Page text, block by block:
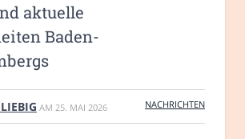
aktuelle
Baden-
AM 25. MAI 2026 NACHRICHTEN